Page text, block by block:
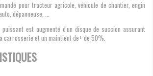
pour tracteur agricole, véhicule de chantier, engin
dépanneuse, ...
puissant est augmenté d'un disque de succion assurant
carrosserie et un maintient de+ de 50%.